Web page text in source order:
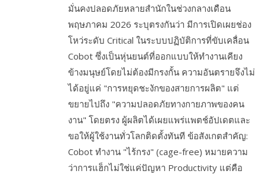
มั่นคงปลอดภัยหลายสำนักในช่วงกลางเดือน
พฤษภาคม 2026 ระบุตรงกันว่า มีการเปิดเผยช่อง
โหว่ระดับ Critical ในระบบปฏิบัติการที่ขับเคลื่อน
Cobot ซึ่งเป็นหุ่นยนต์ที่ออกแบบให้ทำงานเคียง
ข้างมนุษย์โดยไม่ต้องมีกรงกั้น ความอันตรายจึงไม่
ได้อยู่แค่ "การหยุดชะงักของสายการผลิต" แต่
ขยายไปถึง "ความปลอดภัยทางกายภาพของคน
งาน" โดยตรง ผู้ผลิตได้เผยแพร่แพตช์อัปเดตและ
ขอให้ผู้ใช้งานทั่วโลกติดตั้งทันที ข้อสังเกตสำคัญ:
Cobot ทำงาน "ไร้กรง" (cage-free) หมายความ
ว่าการแฮ็กไม่ใช่แค่ปัญหา Productivity แต่คือ